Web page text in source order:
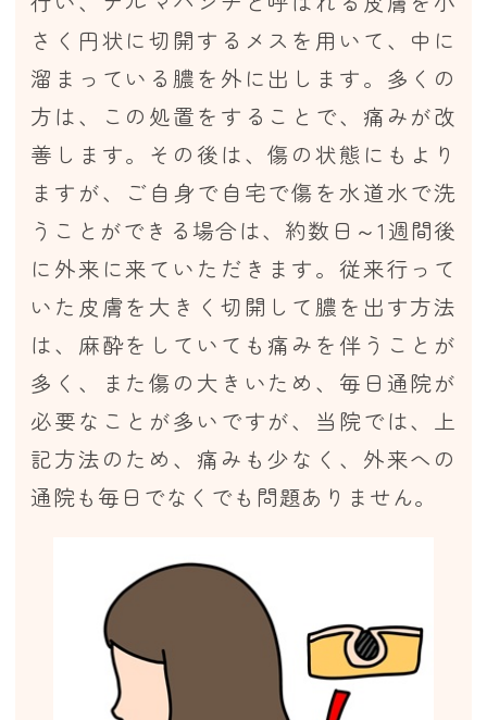
さく円状に切開するメスを用いて、中に
溜まっている膿を外に出します。多くの
方は、この処置をすることで、痛みが改
善します。その後は、傷の状態にもより
ますが、ご自身で自宅で傷を水道水で洗
うことができる場合は、約数日～1週間後
に外来に来ていただきます。従来行って
いた皮膚を大きく切開して膿を出す方法
は、麻酔をしていても痛みを伴うことが
多く、また傷の大きいため、毎日通院が
必要なことが多いですが、当院では、上
記方法のため、痛みも少なく、外来への
通院も毎日でなくでも問題ありません。